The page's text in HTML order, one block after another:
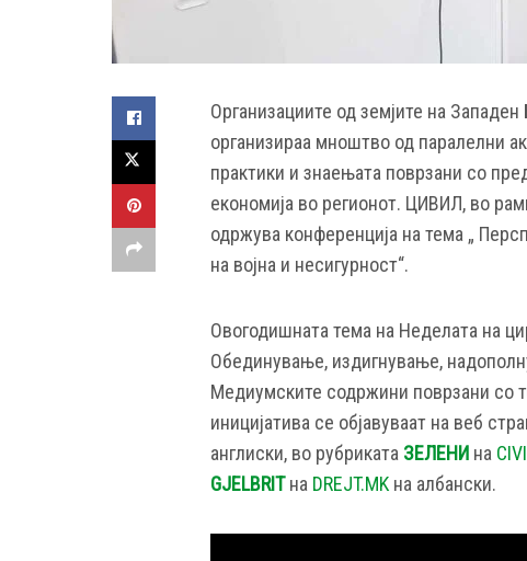
Организациите од земјите на Западен
организираа мноштво од паралелни
практики и знаењата поврзани со
економија во регионот. ЦИВИЛ, во
одржува конференција на тема „
на војна и несигурност“.
Овогодишната тема на Неделата на
Обединување, издигнување,
Медиумските содржини поврзани со
иницијатива се објавуваат на веб
англиски, во рубриката ЗЕЛЕНИ на
GJELBRITна DREJT.MK на албански.